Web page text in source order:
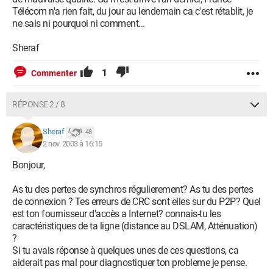
Télécom n'a rien fait, du jour au lendemain ca c'est rétablit, je
ne sais ni pourquoi ni comment...
Sheraf
Commenter 1
RÉPONSE 2 / 8
Sheraf 48
2 nov. 2003 à 16:15
Bonjour,
As tu des pertes de synchros régulierement? As tu des pertes
de connexion ? Tes erreurs de CRC sont elles sur du P2P? Quel
est ton fournisseur d'accès a Internet? connais-tu les
caractéristiques de ta ligne (distance au DSLAM, Atténuation)
?
Si tu avais réponse à quelques unes de ces questions, ca
aiderait pas mal pour diagnostiquer ton probleme je pense.